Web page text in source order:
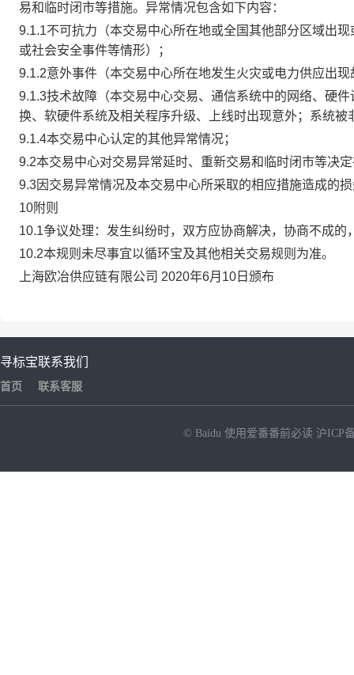
易和临时闭市等措施。异常情况包含如下内容：
9.1.1不可抗力（本交易中心所在地或全国其他部分区域出
或社会安全事件等情形）；
9.1.2意外事件（本交易中心所在地发生火灾或电力供应出
9.1.3技术故障（本交易中心交易、通信系统中的网络、硬
换、软硬件系统及相关程序升级、上线时出现意外；系统
9.1.4本交易中心认定的其他异常情况；
9.2本交易中心对交易异常延时、重新交易和临时闭市等决
9.3因交易异常情况及本交易中心所采取的相应措施造成的
10附则
10.1争议处理：发生纠纷时，双方应协商解决，协商不成
10.2本规则未尽事宜以循环宝及其他相关交易规则为准。
上海欧冶供应链有限公司 2020年6月10日颁布
寻标宝
首页
联系我们
联系客服
© Baidu 使用爱番番前必读 沪ICP